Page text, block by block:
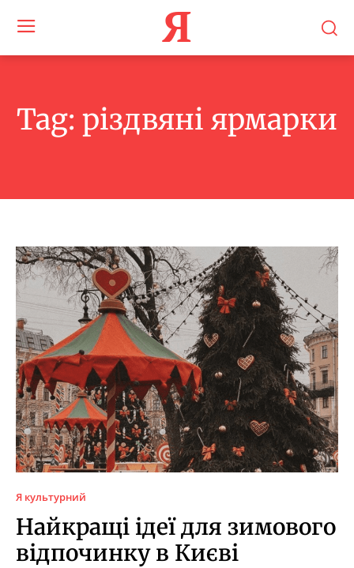
Я
Tag: різдвяні ярмарки
Я культурний
Найкращі ідеї для зимового
відпочинку в Києві